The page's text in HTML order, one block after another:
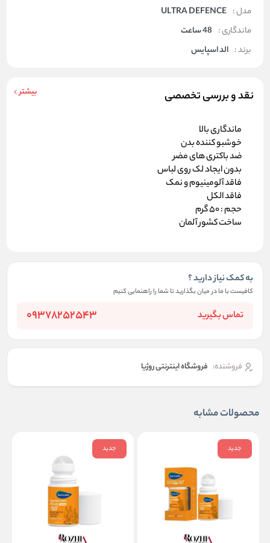
مدل : ULTRA DEFENCE
ماندگاری : 48 ساعت
برند : الد اسپایس
نقد و بررسی تخصصی بیشتر
ماندگاری بالا
خوشبو کننده بدن
ضد باکتری های مضر
بدون ایجاد لک روی لباس
فاقد آلومینیوم و نمک
فاقد الکل
حجم : 50 گرم
ساخت کشور آلمان
به کمک نیاز دارید ؟
کافیست با ما در میان بگذارید تا شما را راهنمایی کنیم
تماس بگیرید 09378252543
فروشنده: فروشگاه اینترنتی روژیا
محصولات مشابه
جدید جدید